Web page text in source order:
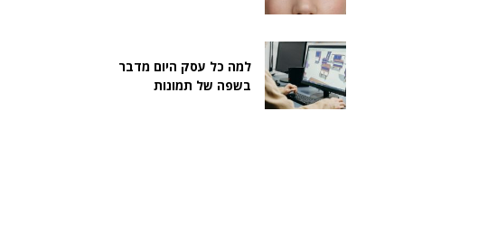
למה כל עסק היום מדבר
בשפה של תמונות